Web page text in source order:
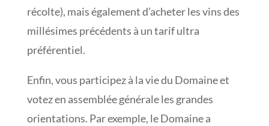
récolte), mais également d’acheter les vins des
millésimes précédents à un tarif ultra
préférentiel.
Enfin, vous participez à la vie du Domaine et
votez en assemblée générale les grandes
orientations. Par exemple, le Domaine a